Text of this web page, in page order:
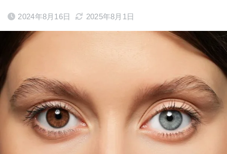
2024年8月16日 2025年8月1日